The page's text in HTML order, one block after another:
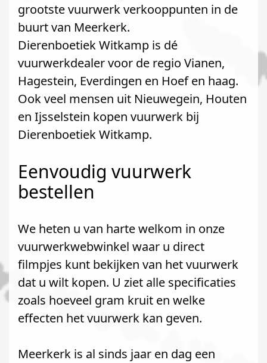
grootste vuurwerk verkooppunten in de
buurt van Meerkerk.
Dierenboetiek Witkamp is dé
vuurwerkdealer voor de regio Vianen,
Hagestein, Everdingen en Hoef en haag.
Ook veel mensen uit Nieuwegein, Houten
en Ijsselstein kopen vuurwerk bij
Dierenboetiek Witkamp.
Eenvoudig vuurwerk
bestellen
We heten u van harte welkom in onze
vuurwerkwebwinkel waar u direct
filmpjes kunt bekijken van het vuurwerk
dat u wilt kopen. U ziet alle specificaties
zoals hoeveel gram kruit en welke
effecten het vuurwerk kan geven.
Meerkerk is al sinds jaar en dag een